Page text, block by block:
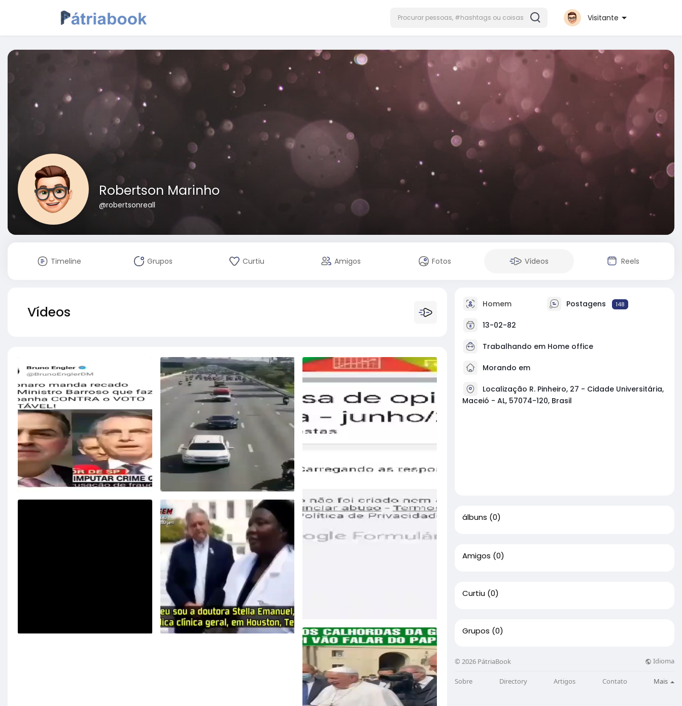
Visitante
Robertson Marinho
@robertsonreall
Timeline Grupos Curtiu Amigos Fotos Vídeos Reels
Vídeos Homem Postagens 148
13-02-82
Trabalhando em Home office
Morando em
Localização R. Pinheiro, 27 - Cidade Universitária,
Maceió - AL, 57074-120, Brasil
álbuns (0)
Amigos (0)
Curtiu (0)
Grupos (0)
© 2026 PátriaBook Idioma
Sobre Directory Artigos Contato Mais